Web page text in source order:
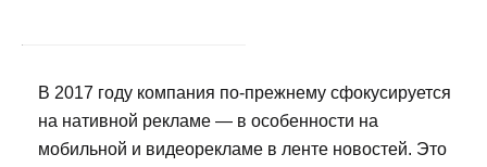
В 2017 году компания по-прежнему сфокусируется
на нативной рекламе — в особенности на
мобильной и видеорекламе в ленте новостей. Это